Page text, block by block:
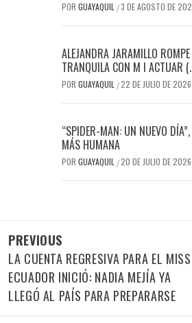
POR GUAYAQUIL /3 DE AGOSTO DE
​ALEJANDRA JARAMILLO
TRANQUILA CON M I ACTUAR
POR GUAYAQUIL /22 DE JULIO DE 2026
“SPIDER-MAN: UN NUEVO
MÁS HUMANA
POR GUAYAQUIL /20 DE JULIO DE 2026
PREVIOUS
LA CUENTA REGRESIVA PARA EL MISS
ECUADOR INICIÓ: NADIA MEJÍA YA
LLEGÓ AL PAÍS PARA PREPARARSE